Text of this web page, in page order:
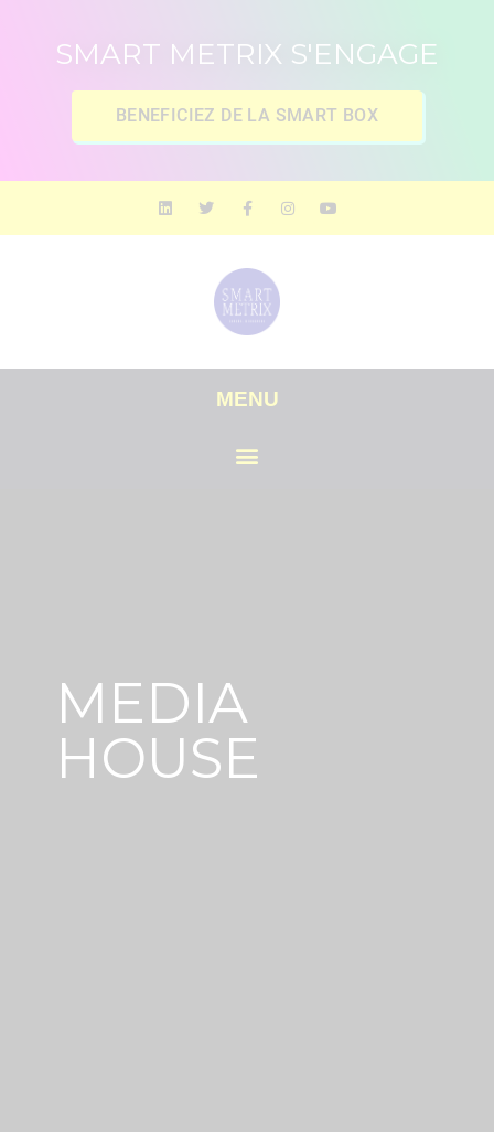
SMART METRIX S'ENGAGE
BENEFICIEZ DE LA SMART BOX
MENU
MEDIA
HOUSE